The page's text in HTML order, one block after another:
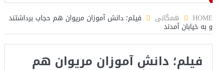
HOME همگانی فیلم؛ دانش آموزان مریوان هم حجاب برداشتند
و بە خیابان آمدند
فیلم؛ دانش آموزان مریوان هم